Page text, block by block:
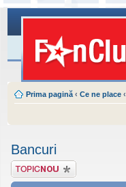
Prima pagină ‹ Ce ne place ‹
Bancuri
Scrie un subiect
nou